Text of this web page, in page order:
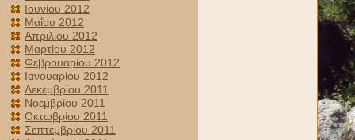
Ιουνίου 2012
Μαΐου 2012
Απριλίου 2012
Μαρτίου 2012
Φεβρουαρίου 2012
Ιανουαρίου 2012
Δεκεμβρίου 2011
Νοεμβρίου 2011
Οκτωβρίου 2011
Σεπτεμβρίου 2011